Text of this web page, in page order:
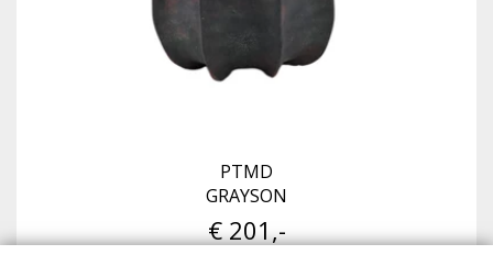
PTMD
GRAYSON
€ 201,-